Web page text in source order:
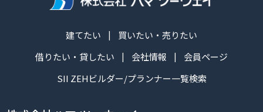
建てたい
買いたい・売りたい
借りたい・貸したい
会社情報
会員ページ
SII ZEHビルダー/プランナー一覧検索